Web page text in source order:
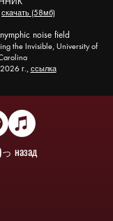
скачать (58мб)
noise field
the Invisible, University of
г., ссылка
назад